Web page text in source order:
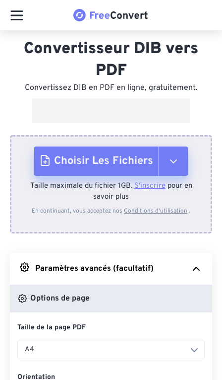
Convertisseur DIB vers
PDF
Convertissez DIB en PDF en ligne, gratuitement.
Choisir Les Fichiers
Depuis l'appareil
Depuis Google Drive
Depuis OneDrive
Depuis l'URL
Taille maximale du fichier 1GB.S'inscrirepour en
savoir plus
En continuant, vous acceptez nos Conditions d'utilisation .
Paramètres avancés (facultatif)
Options de page
Taille de la page PDF
A4
Orientation